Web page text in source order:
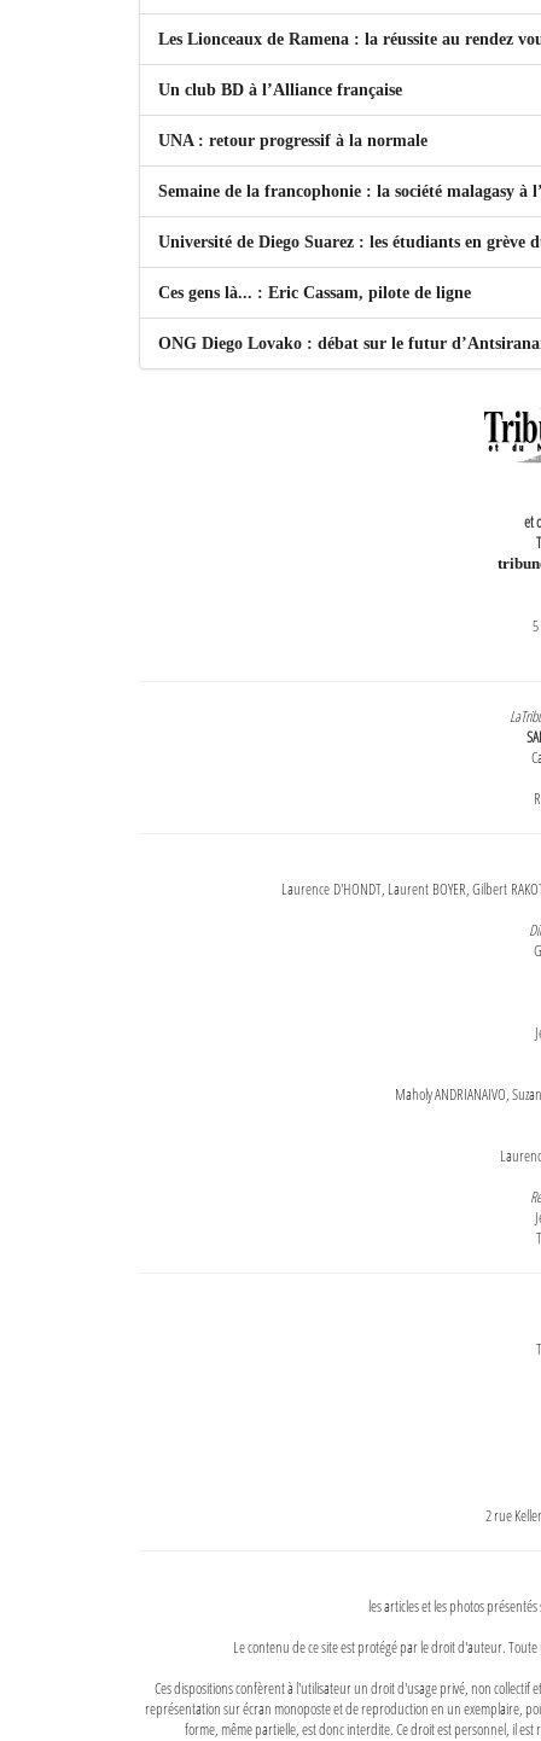
Les Lionceaux de Ramena : la réussite au rendez
Un club BD à l’Alliance française
UNA : retour progressif à la normale
Semaine de la francophonie : la société malagasy à
Université de Diego Suarez : les étudiants en grève
Ces gens là... : Eric Cassam, pilote de ligne
ONG Diego Lovako : débat sur le futur
et
Laurence D'HONDT, Laurent BOYER, Gilbert
Maholy ANDRIANAIVO,
2 rue
les articles et les photos
Le contenu de ce site est protégé par le droit d'auteur.
Ces dispositions confèrent à l'utilisateur un droit d'usage privé, non
représentation sur écran monoposte et de reproduction en un exemplaire,
forme, même partielle, est donc interdite. Ce droit est personnel, il